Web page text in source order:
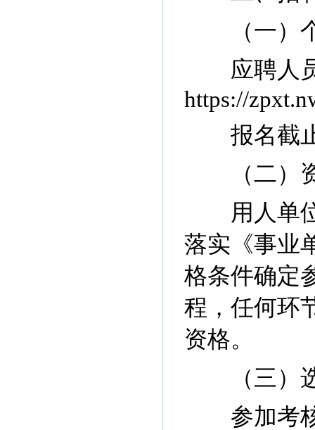
（一）
应聘人员
https://
报名截止
（二）
用人单位
落实《事业
格条件确定
程，任何环
资格。
（三）
参加考核